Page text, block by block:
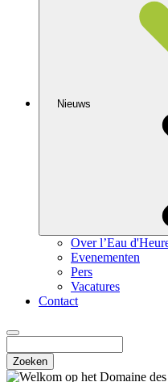
Nieuws
Over l’Eau
Evenementen
Pers
Vacatures
Contact